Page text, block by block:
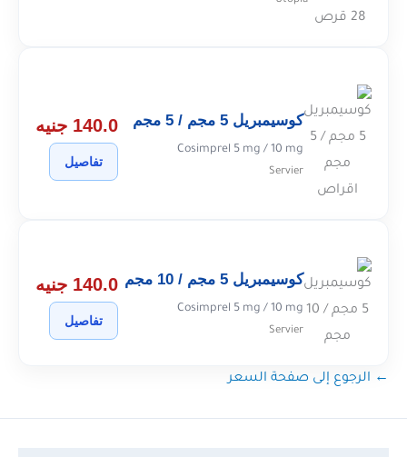
كوسيمبريل 5 مجم / 5 مجم
Cosimprel 5 mg / 10 mg
Servier
140.0 جنيه
تفاصيل
كوسيمبريل 5 مجم / 10 مجم
Cosimprel 5 mg / 10 mg
Servier
140.0 جنيه
تفاصيل
← الرجوع إلى صفحة السعر